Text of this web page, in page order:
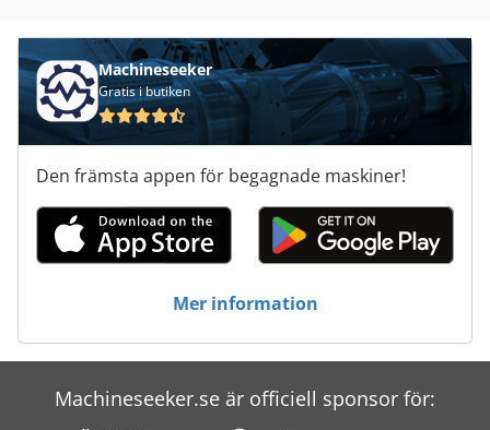
Machineseeker
Gratis i butiken
Den främsta appen för begagnade maskiner!
Mer information
Machineseeker.se är officiell sponsor för: